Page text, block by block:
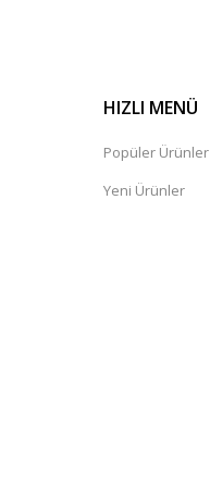
HIZLI MENÜ
Popüler Ürünler
Yeni Ürünler